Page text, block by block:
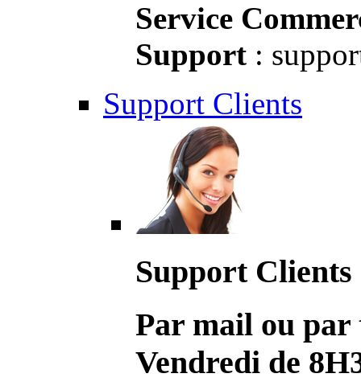
Service
Support :
Support Clients
Support Clients
Par mail ou par
Vendredi de